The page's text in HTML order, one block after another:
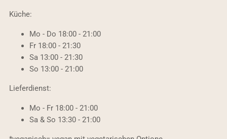
Küche:
Mo - Do 18:00 - 21:00
Fr 18:00 - 21:30
Sa 13:00 - 21:30
So 13:00 - 21:00
Lieferdienst:
Mo - Fr 18:00 - 21:00
Sa & So 13:30 - 21:00